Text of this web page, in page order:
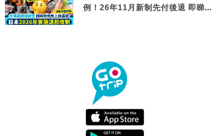
例！26年11月新制先付後退 即睇步